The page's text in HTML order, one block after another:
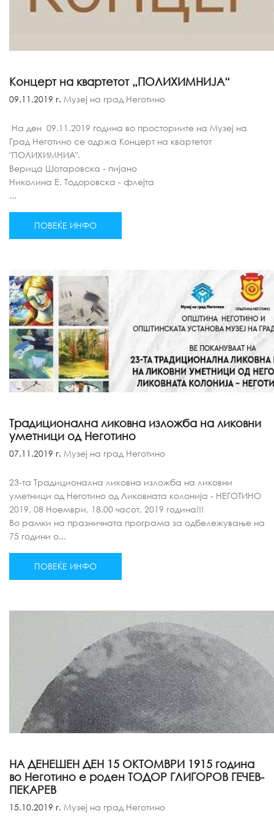
Концерт на квартетот „ПОЛИХИМНИЈА“
09.11.2019 г. Музеј на град Неготино
На ден 09.11.2019 година во просториите на Музеј на
Град Неготино се одржа Концерт на квартетот
"ПОЛИХИМНИА".
Верица Шотаровска - пијано
Николина Е. Тодоровска - флејта
...
ПОВЕЌЕ ИНФО
Традиционална ликовна изложба на ликовни
уметници од Неготино
07.11.2019 г. Музеј на град Неготино
23-та Традиционална ликовна изложба на ликовни
уметници од Неготино од Ликовната колонија - НЕГОТИНО
2019, 08 Ноември, 18.00 часот, 2019 година!!!
Во рамки на празничната програма за одбележување на
75 години о...
ПОВЕЌЕ ИНФО
НА ДЕНЕШЕН ДЕН 15 ОКТОМВРИ 1915 година
во Неготино е роден ТОДОР ГЛИГОРОВ ГЕЧЕВ-
ПЕКАРЕВ
15.10.2019 г. Музеј на град Неготино